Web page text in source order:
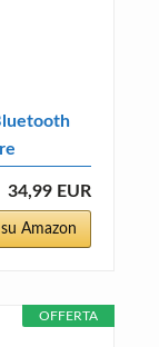
34,99 EUR
Amazon
OFFERTA